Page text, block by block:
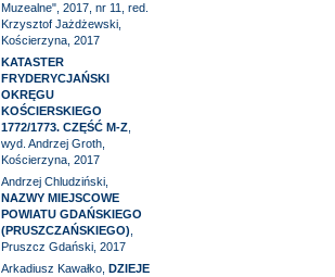
Muzealne", 2017, nr 11, red.
Krzysztof Jażdżewski,
Kościerzyna, 2017
KATASTER
FRYDERYCJAŃSKI
OKRĘGU
KOŚCIERSKIEGO
1772/1773. CZĘŚĆ M-Z,
wyd. Andrzej Groth,
Kościerzyna, 2017
Andrzej Chludziński,
NAZWY MIEJSCOWE
POWIATU GDAŃSKIEGO
(PRUSZCZAŃSKIEGO)
Pruszcz Gdański, 2017
Arkadiusz Kawałko, DZIEJE